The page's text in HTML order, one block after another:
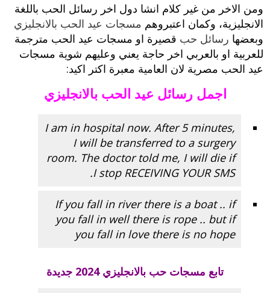
ومن الاخر من غير كلام انشا دول اخر رسائل الحب باللغة
الانجليزية، وكمان اعتبروهم مسجات عيد الحب بالانجليزي
وبعضها رسائل حب قصيرة او مسجات عيد الحب مترجمة
للعربية او بالعربي اخر حاجة يعني وعليهم شوية مسجات
عيد الحب مصرية لان العامية معبرة اكتر اكيد:
اجمل رسائل عيد الحب بالانجليزي
I am in hospital now. After 5 minutes,
I will be transferred to a surgery
room. The doctor told me, I will die if
I stop RECEIVING YOUR SMS.
If you fall in river there is a boat .. if
you fall in well there is rope .. but if
you fall in love there is no hope
تابع مسجات حب بالانجليزي 2024 جديدة